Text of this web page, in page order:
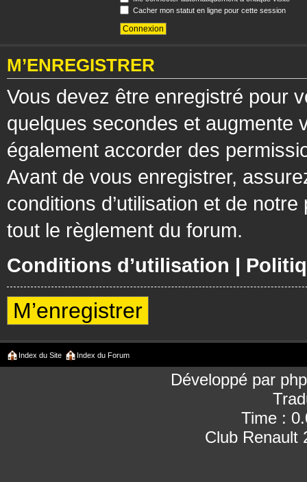
Cacher mon statut en ligne pour cette session
M’ENREGISTRER
Vous devez être enregistré pour
quelques secondes et augmente
également accorder des
Avant de vous enregistrer,
conditions d’utilisation et de
tout le règlement du forum.
Conditions d’utilisation |
M’enregistrer
Index du Site Index du Forum
Développé par
Time :
Club Renault